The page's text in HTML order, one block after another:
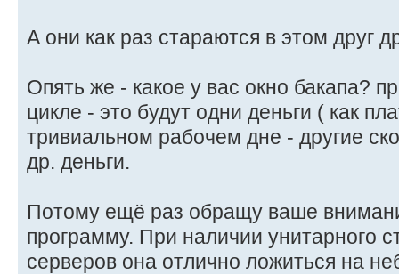
А они как раз стараются в этом друг
Опять же - какое у вас окно бакапа?
цикле - это будут одни деньги ( как
тривиальном рабочем дне - другие
др. деньги.
Потому ещё раз обращу ваше
программу. При наличии унитарного
серверов она отлично ложиться на